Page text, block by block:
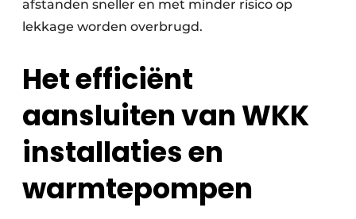
afstanden sneller en met minder risico op
lekkage worden overbrugd.
Het efficiënt
aansluiten van WKK
installaties en
warmtepompen